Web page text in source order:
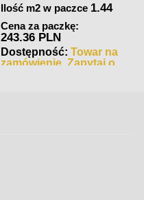
Ilość m2 w paczce 1.44
Cena za paczkę:
243.36 PLN
Dostępność: Towar na
zamówienie. Zapytaj o